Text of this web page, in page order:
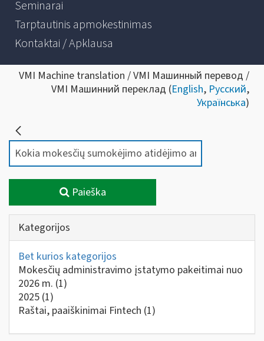
Seminarai
Tarptautinis apmokestinimas
Kontaktai / Apklausa
VMI Machine translation / VMI Машинный перевод /
VMI Машинний переклад (English, Русский,
Українська)
Paieška
Kategorijos
Bet kurios kategorijos
Mokesčių administravimo įstatymo pakeitimai nuo
2026 m. (1)
2025 (1)
Raštai, paaiškinimai Fintech (1)